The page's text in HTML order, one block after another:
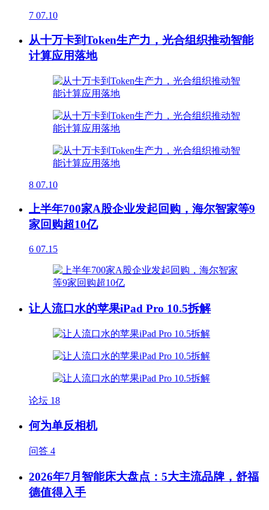
7 07.10
从十万卡到Token生产力，光合组织推动智能
计算应用落地
8 07.10
上半年700家A股企业发起回购，海尔智家等9
家回购超10亿
6 07.15
让人流口水的苹果iPad Pro 10.5拆解
论坛 18
何为单反相机
问答 4
2026年7月智能床大盘点：5大主流品牌，舒福
德值得入手